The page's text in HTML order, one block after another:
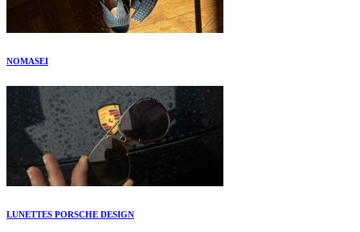
NOMASEI
LUNETTES PORSCHE DESIGN